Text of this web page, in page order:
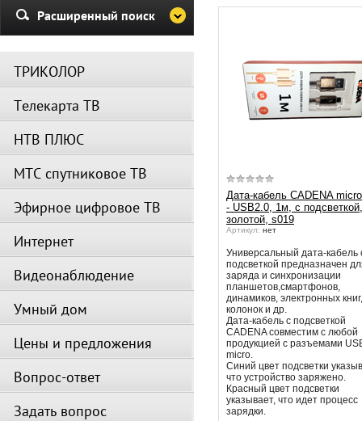
Убедительная просьба в
Вещание телеканалов и
сервисов возобновится
автоматически по завершении
профилактических работ.
Дата-кабель CADENA
- USB2.0, 1м, с подсветкой,
золотой, s019
Артикул: нет
Универсальный дата-кабель
подсветкой предназначен
заряда и синхронизации
планшетов,смартфонов,
динамиков, электронных книг,
колонок и др.
Дата-кабель с подсветкой
CADENA совместим с любой
продукцией с разъемами
micro.
Синий цвет подсветки
что устройство заряжено.
Красный цвет подсветки
указывает, что идет процесс
зарядки.
Расширенный поиск
ТРИКОЛОР
Телекарта ТВ
НТВ ПЛЮС
МТС спутниковое ТВ
Эфирное цифровое ТВ
Интернет
Видеонаблюдение
Умный дом
Цены и предложения
Вопрос-ответ
Задать вопрос